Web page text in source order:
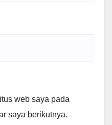
web saya pada
saya berikutnya.